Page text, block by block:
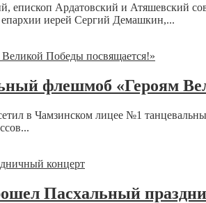
епископ Ардатовский и Атяшевский
епархии иерей Сергий Демашкин,...
флешмоб «Героям
в Чамзинском лицее №1
Пасхальный